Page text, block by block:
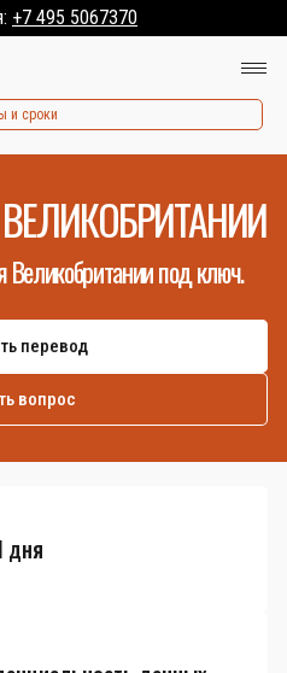
+7 495 5067370
и сроки
Великобритании под ключ.
перевод
вопрос
дня